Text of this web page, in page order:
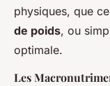
physiques, que
de poids, ou
optimale.
Les